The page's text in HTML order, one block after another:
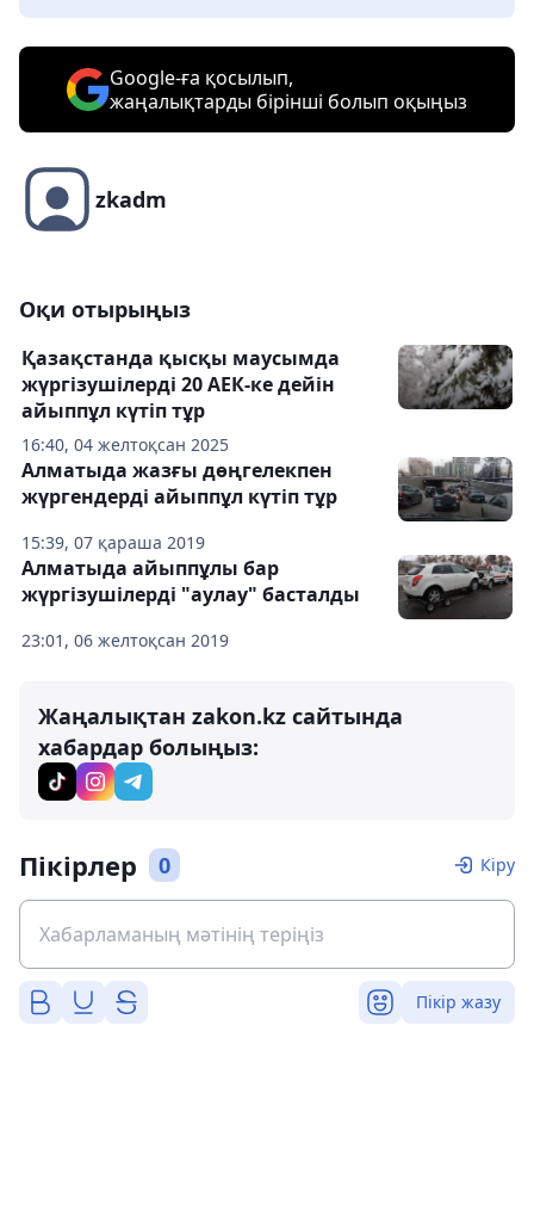
Google-ға қосылып,
жаңалықтарды бірінші болып оқыңыз
zkadm
Оқи отырыңыз
16:40, 04 желтоқсан 2025
Қазақстанда қысқы маусымда
жүргізушілерді 20 АЕК-ке дейін
айыппұл күтіп тұр
15:39, 07 қараша 2019
Алматыда жазғы дөңгелекпен
жүргендерді айыппұл күтіп тұр
23:01, 06 желтоқсан 2019
Алматыда айыппұлы бар
жүргізушілерді "аулау" басталды
Жаңалықтан zakon.kz сайтында
хабардар болыңыз:
Пікірлер 0 Кіру
Пікір жазу